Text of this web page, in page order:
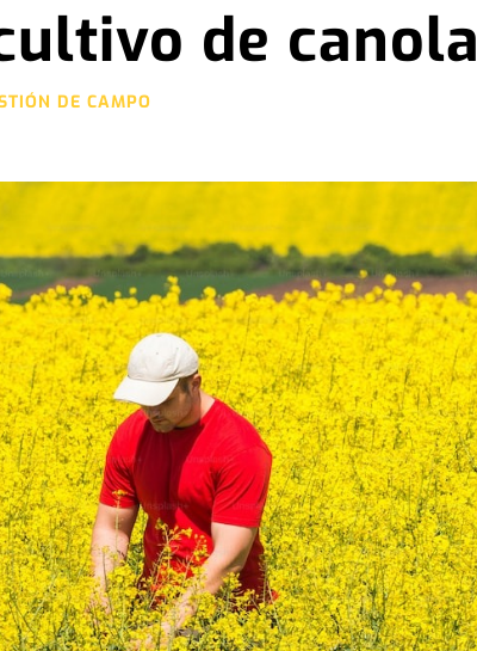
de canola
DE CAMPO